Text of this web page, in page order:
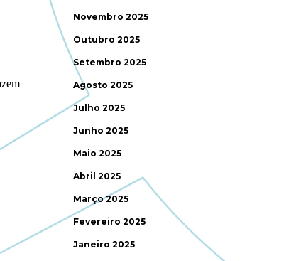
Novembro 2025
Outubro 2025
Setembro 2025
Agosto 2025
Julho 2025
Junho 2025
Maio 2025
Abril 2025
Março 2025
Fevereiro 2025
Janeiro 2025